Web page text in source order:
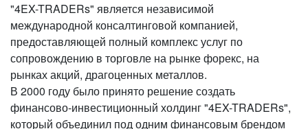
"4EX-TRADERs" является независимой
международной консалтинговой компанией,
предоставляющей полный комплекс услуг по
сопровождению в торговле на рынке форекс, на
рынках акций, драгоценных металлов.
В 2000 году было принято решение создать
финансово-инвестиционный холдинг "4EX-TRADERs",
который объединил под одним финансовым брендом